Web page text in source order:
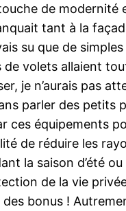
de modernité
tant à la
su que de simples
de volets allaient
je n’aurais pas
parler des petits
ces équipements
de réduire les
la saison d’été ou
de la vie
des bonus !